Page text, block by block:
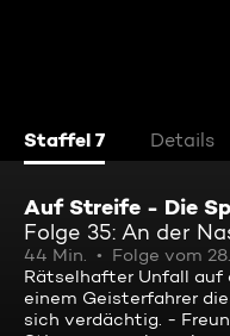
Staffel 7 Details
Auf Streife - Die
Folge 35: An der
44 Min. Folge vom
Rätselhafter Unfall auf
einem Geisterfahrer
sich verdächtig. -